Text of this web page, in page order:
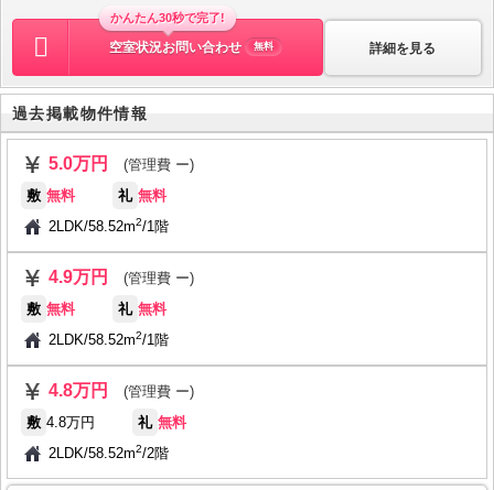
詳細を見る
かんたん30秒で完了!
空室状況お問い合わせ 無料
過去掲載物件情報
5.0万円
(管理費 ー)
敷 無料 礼 無料
2LDK/58.52m2/1階
4.9万円
(管理費 ー)
敷 無料 礼 無料
2LDK/58.52m2/1階
4.8万円
(管理費 ー)
敷 4.8万円 礼 無料
2LDK/58.52m2/2階